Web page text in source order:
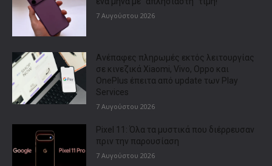
7 Αυγούστου 2026
Ανέπαφες πληρωμές εκτός λειτουργίας
σε κινεζικά Xiaomi, Vivo, Oppo και
OnePlus έπειτα από update των Play
Services
7 Αυγούστου 2026
Pixel 11: Όλα τα μυστικά που διέρρευσαν
πριν την παρουσίαση
7 Αυγούστου 2026